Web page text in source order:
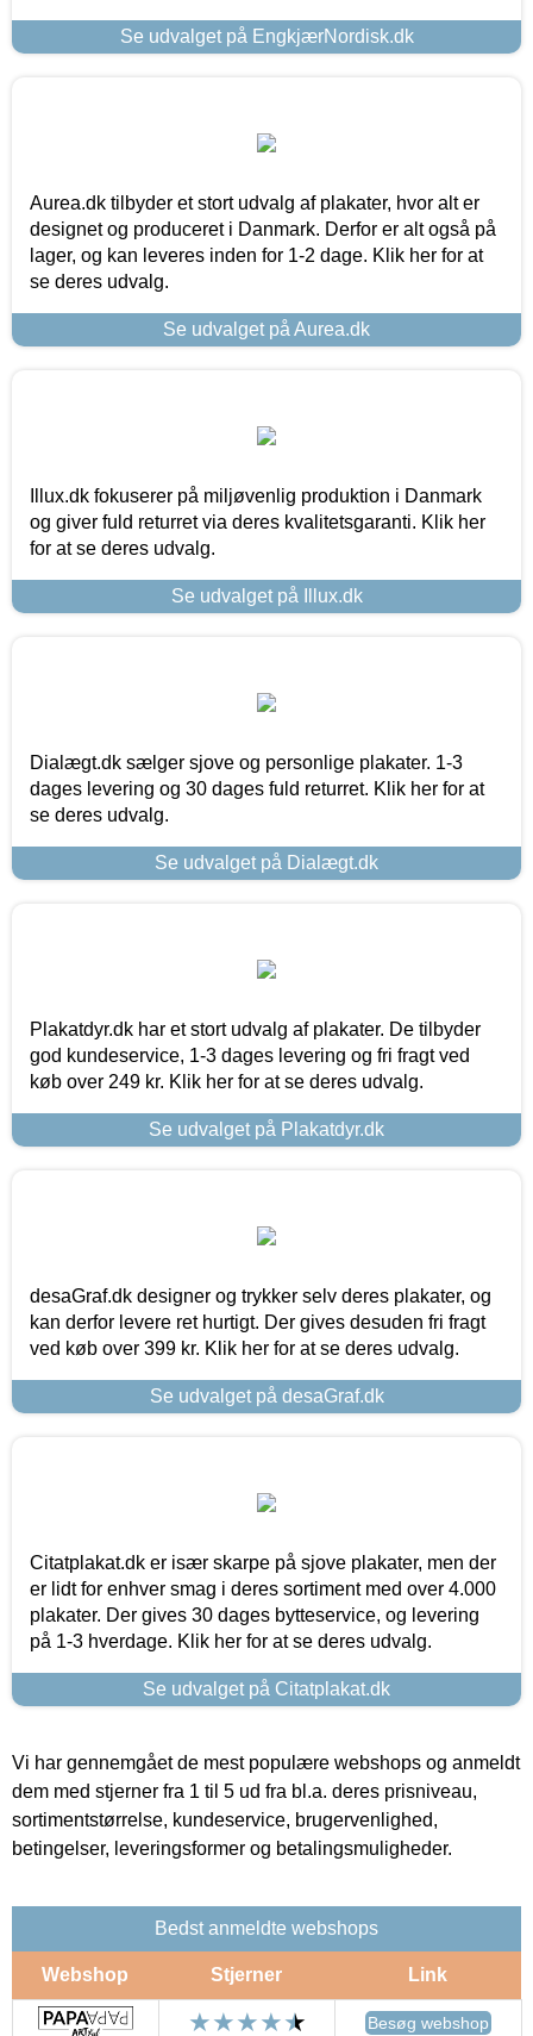
Se udvalget på EngkjærNordisk.dk
Aurea.dk tilbyder et stort udvalg af plakater, hvor alt er
designet og produceret i Danmark. Derfor er alt også på
lager, og kan leveres inden for 1-2 dage. Klik her for at
se deres udvalg.
Se udvalget på Aurea.dk
Illux.dk fokuserer på miljøvenlig produktion i Danmark
og giver fuld returret via deres kvalitetsgaranti. Klik her
for at se deres udvalg.
Se udvalget på Illux.dk
Dialægt.dk sælger sjove og personlige plakater. 1-3
dages levering og 30 dages fuld returret. Klik her for at
se deres udvalg.
Se udvalget på Dialægt.dk
Plakatdyr.dk har et stort udvalg af plakater. De tilbyder
god kundeservice, 1-3 dages levering og fri fragt ved
køb over 249 kr. Klik her for at se deres udvalg.
Se udvalget på Plakatdyr.dk
desaGraf.dk designer og trykker selv deres plakater, og
kan derfor levere ret hurtigt. Der gives desuden fri fragt
ved køb over 399 kr. Klik her for at se deres udvalg.
Se udvalget på desaGraf.dk
Citatplakat.dk er især skarpe på sjove plakater, men der
er lidt for enhver smag i deres sortiment med over 4.000
plakater. Der gives 30 dages bytteservice, og levering
på 1-3 hverdage. Klik her for at se deres udvalg.
Se udvalget på Citatplakat.dk
Vi har gennemgået de mest populære webshops og anmeldt
dem med stjerner fra 1 til 5 ud fra bl.a. deres prisniveau,
sortimentstørrelse, kundeservice, brugervenlighed,
betingelser, leveringsformer og betalingsmuligheder.
Bedst anmeldte webshops
Webshop Stjerner Link
Besøg webshop